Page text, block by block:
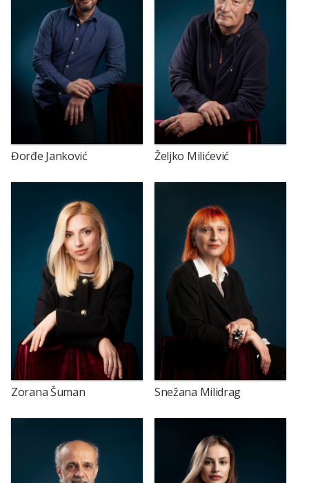
Đorđe Janković Željko Milićević
Zorana Šuman Snežana Milidrag